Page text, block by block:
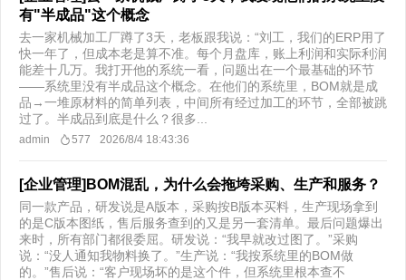
有"半成品"这个概念
去一家机械加工厂蹲了3天，老板跟我说：“刘工，我们的ERP用了
快一年了，但成本老是算不准。每个月盘库，账上利润和实际利润
能差十几万。我打开他的系统一看，问题出在一个最基础的环节
——系统里没有半成品这个概念。在他们的系统里，BOM就是成
品→一堆原材料的简单列表，中间所有经过加工的环节，全部被跳
过了。半成品到底是什么？很多...
admin 577 2026/8/4 18:43:36
[企业管理]BOM混乱，为什么会拖垮采购、生产和服务？
同一款产品，研发说是A版本，采购按B版本买料，生产现场拿到
的是C版本图纸，售后服务查到的又是另一套清单。最后问题爆出
来时，所有部门都很委屈。研发说：“我早就改过图了。”采购
说：“没人通知我物料换了。”生产说：“我按系统里的BOM做
的。”售后说：“客户现场坏的是这个件，但系统里根本查不